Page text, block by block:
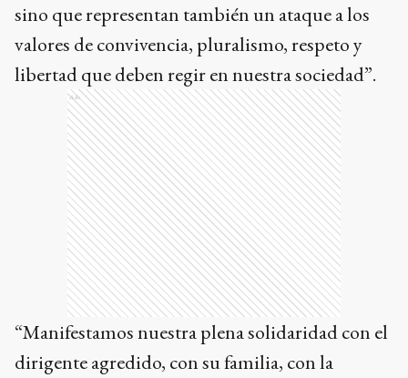
sino que representan también un ataque a los
valores de convivencia, pluralismo, respeto y
libertad que deben regir en nuestra sociedad”.
Ads
“Manifestamos nuestra plena solidaridad con el
dirigente agredido, con su familia, con la